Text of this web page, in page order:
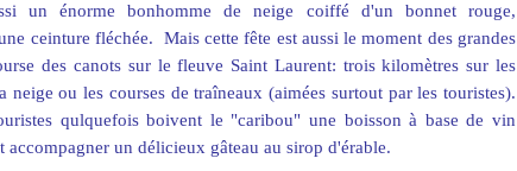
un énorme bonhomme de neige coiffé d'un bonnet rouge,
ceinture fléchée. Mais cette fête est aussi le moment des grandes
des canots sur le fleuve Saint Laurent: trois kilomètres sur les
neige ou les courses de traîneaux (aimées surtout par les touristes).
qulquefois boivent le "caribou" une boisson à base de vin
accompagner un délicieux gâteau au sirop d'érable.